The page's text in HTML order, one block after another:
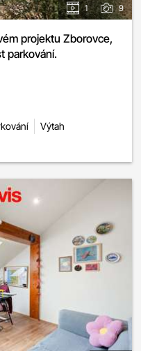
1 9
projektu Zborovce,
parkování.
Výtah